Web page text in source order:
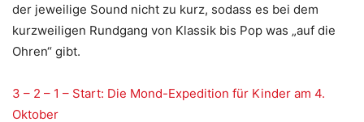
der jeweilige Sound nicht zu kurz, sodass es bei dem
kurzweiligen Rundgang von Klassik bis Pop was „auf die
Ohren“ gibt.
3 – 2 – 1 – Start: Die Mond-Expedition für Kinder am 4.
Oktober